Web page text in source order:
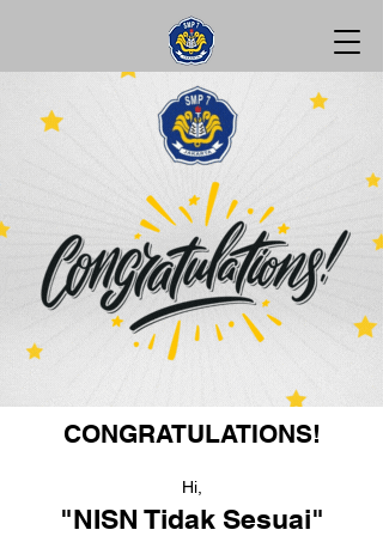
CONGRATULATIONS!
Hi,
"NISN Tidak Sesuai"